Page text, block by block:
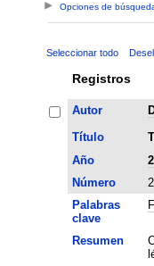
Opciones de
Seleccionar todo
Registros
Autor
Título
Año
Número
Palabras
clave
Resumen